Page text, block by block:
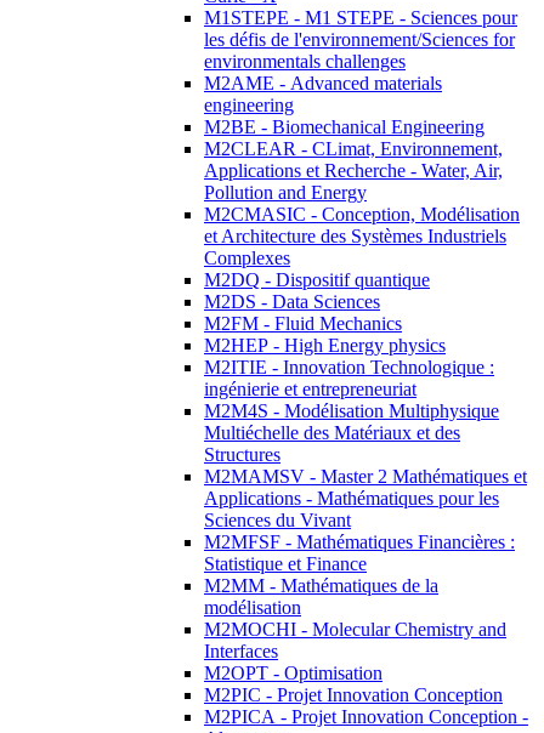
M1STEPE - M1 STEPE - Sciences pour
les défis de l'environnement/Sciences for
environmentals challenges
M2AME - Advanced materials
engineering
M2BE - Biomechanical Engineering
M2CLEAR - CLimat, Environnement,
Applications et Recherche - Water, Air,
Pollution and Energy
M2CMASIC - Conception, Modélisation
et Architecture des Systèmes Industriels
Complexes
M2DQ - Dispositif quantique
M2DS - Data Sciences
M2FM - Fluid Mechanics
M2HEP - High Energy physics
M2ITIE - Innovation Technologique :
ingénierie et entrepreneuriat
M2M4S - Modélisation Multiphysique
Multiéchelle des Matériaux et des
Structures
M2MAMSV - Master 2 Mathématiques et
Applications - Mathématiques pour les
Sciences du Vivant
M2MFSF - Mathématiques Financières :
Statistique et Finance
M2MM - Mathématiques de la
modélisation
M2MOCHI - Molecular Chemistry and
Interfaces
M2OPT - Optimisation
M2PIC - Projet Innovation Conception
M2PICA - Projet Innovation Conception -